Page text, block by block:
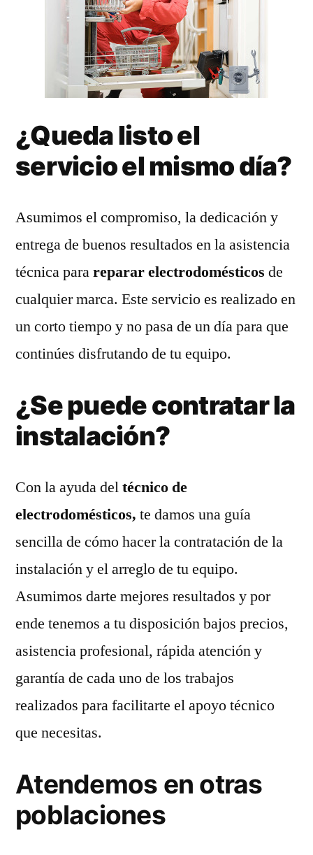
¿Queda listo el
servicio el mismo día?
Asumimos el compromiso, la dedicación y
entrega de buenos resultados en la asistencia
técnica parareparar electrodomésticos de
cualquier marca. Este servicio es realizado en
un corto tiempo y no pasa de un día para que
continúes disfrutando de tu equipo.
¿Se puede contratar la
instalación?
Con la ayuda deltécnico de
electrodomésticos, te damos una guía
sencilla de cómo hacer la contratación de la
instalación y el arreglo de tu equipo.
Asumimos darte mejores resultados y por
ende tenemos a tu disposición bajos precios,
asistencia profesional, rápida atención y
garantía de cada uno de los trabajos
realizados para facilitarte el apoyo técnico
que necesitas.
Atendemos en otras
poblaciones